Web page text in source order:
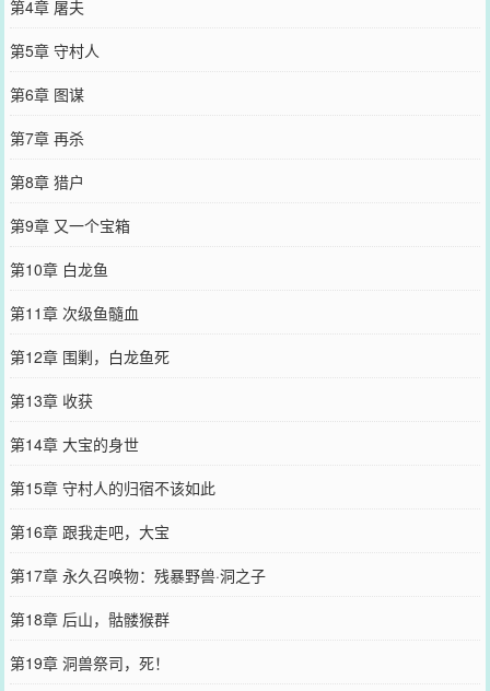
第4章 屠夫
第5章 守村人
第6章 图谋
第7章 再杀
第8章 猎户
第9章 又一个宝箱
第10章 白龙鱼
第11章 次级鱼髓血
第12章 围剿，白龙鱼死
第13章 收获
第14章 大宝的身世
第15章 守村人的归宿不该如此
第16章 跟我走吧，大宝
第17章 永久召唤物：残暴野兽·洞之子
第18章 后山，骷髅猴群
第19章 洞兽祭司，死！